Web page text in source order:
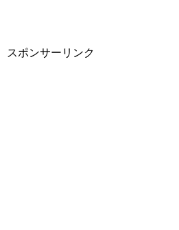
スポンサーリンク